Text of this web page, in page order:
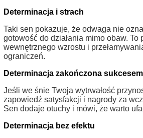
Determinacja i strach
Taki sen pokazuje, że odwaga nie
gotowość do działania mimo obaw. To
wewnętrznego wzrostu i
ograniczeń.
Determinacja zakończona sukcesem
Jeśli we śnie Twoja wytrwałość
zapowiedź satysfakcji i nagrody za
Sen dodaje otuchy i mówi, że warto
Determinacja bez efektu